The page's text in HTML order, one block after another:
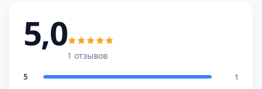
5,0
1 отзывов
5
1